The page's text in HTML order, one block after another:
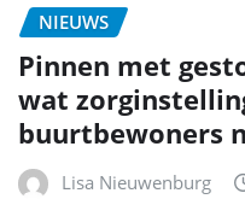
NIEUWS
Pinnen met
wat
buurtbewoners
Lisa Nieuwenburg